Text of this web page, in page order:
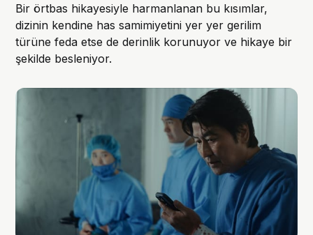
Bir örtbas hikayesiyle harmanlanan bu kısımlar,
dizinin kendine has samimiyetini yer yer gerilim
türüne feda etse de derinlik korunuyor ve hikaye bir
şekilde besleniyor.